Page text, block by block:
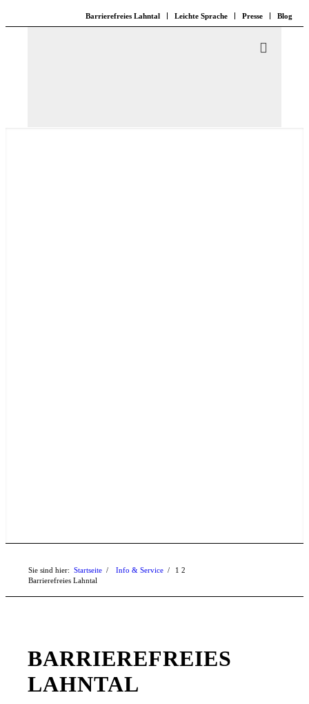
Barrierefreies Lahntal Leichte Sprache Presse Blog
Sie sind hier: Startseite 1
/ Info & Service 2
/
Barrierefreies Lahntal
BARRIEREFREIES
LAHNTAL